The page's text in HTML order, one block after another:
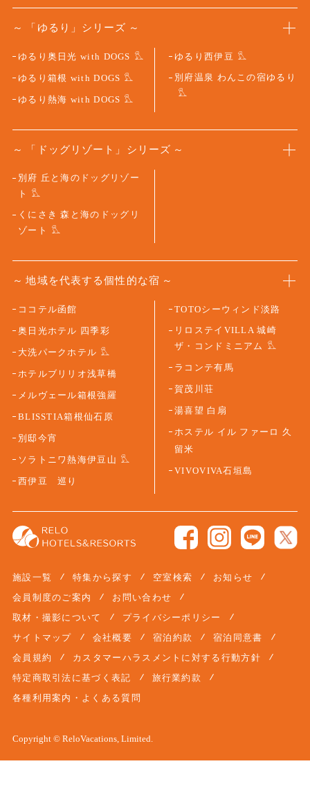
「ゆるり」シリーズ
ゆるり奥日光 with DOGS
ゆるり箱根 with DOGS
ゆるり熱海 with DOGS
ゆるり西伊豆
別府温泉 わんこの宿ゆるり
「ドッグリゾート」シリーズ
別府 丘と海のドッグリゾー
ト
くにさき 森と海のドッグリ
ゾート
地域を代表する個性的な宿
ココテル函館
奥日光ホテル 四季彩
大洗パークホテル
ホテルブリリオ浅草橋
メルヴェール箱根強羅
BLISSTIA箱根仙石原
別邸今宵
ソラトニワ熱海伊豆山
西伊豆 巡り
TOTOシーウィンド淡路
リロステイVILLA 城崎
ザ・コンドミニアム
ラコンテ有馬
賀茂川荘
湯喜望 白扇
ホステル イル ファーロ 久
留米
VIVOVIVA石垣島
施設一覧 特集から探す 空室検索
お知らせ
会員制度のご案内
お問い合わせ
取材・撮影について
プライバシーポリシー
サイトマップ
会社概要 宿泊約款
宿泊同意書
会員規約
カスタマーハラスメントに対する行動方針
特定商取引法に基づく表記
旅行業約款
各種利用案内・よくある質問
Copyright © ReloVacations, Limited.